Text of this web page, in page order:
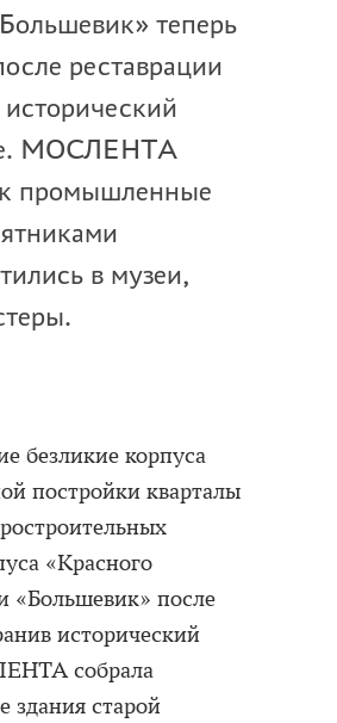
теперь
реставрации
МОСЛЕНТА
промышленные
в музеи,
безликие корпуса
постройки кварталы
«Красного
«Большевик» после
исторический
собрала
здания старой